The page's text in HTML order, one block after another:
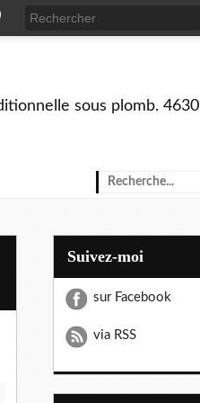
sous plomb. 4630
Suivez-moi
sur Facebook
via RSS